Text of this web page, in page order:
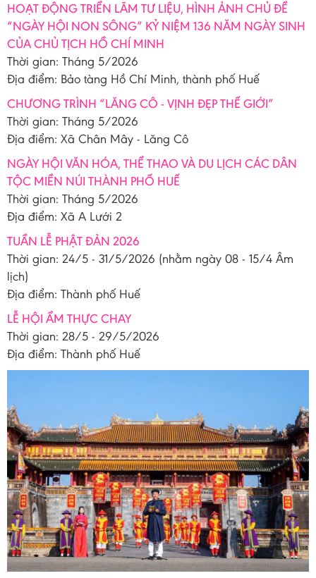
HOẠT ĐỘNG TRIỂN LÃM TƯ LIỆU, HÌNH ẢNH CHỦ ĐỀ
“NGÀY HỘI NON SÔNG” KỶ NIỆM 136 NĂM NGÀY SINH
CỦA CHỦ TỊCH HỒ CHÍ MINH
Thời gian: Tháng 5/2026
Địa điểm: Bảo tàng Hồ Chí Minh, thành phố Huế
CHƯƠNG TRÌNH “LĂNG CÔ - VỊNH ĐẸP THẾ GIỚI”
Thời gian: Tháng 5/2026
Địa điểm: Xã Chân Mây - Lăng Cô
NGÀY HỘI VĂN HÓA, THỂ THAO VÀ DU LỊCH CÁC DÂN
TỘC MIỀN NÚI THÀNH PHỐ HUẾ
Thời gian: Tháng 5/2026
Địa điểm: Xã A Lưới 2
TUẦN LỄ PHẬT ĐẢN 2026
Thời gian: 24/5 - 31/5/2026 (nhằm ngày 08 - 15/4 Âm
lịch)
Địa điểm: Thành phố Huế
LỄ HỘI ẨM THỰC CHAY
Thời gian: 28/5 - 29/5/2026
Địa điểm: Thành phố Huế